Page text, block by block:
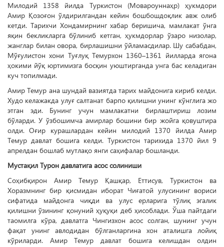
Милодий 1358 йилда Туркистон (Мовароуннаҳр) ҳукмдори
Амир Қозоғон ўлдирилгандан кейин бошбошдоқлик авж олиб
кетди. Тарихчи Хондамирнинг хабар беришича, мамлакат ўнга
яқин бекликларга бўлиниб кетган, ҳукмдорлар ўзаро низолар,
жанглар билан овора, бирлашишни ўйламасдилар. Шу сабабдан,
Мўғулистон хони Туғлуқ Темурхон 1360–1361 йилларда ягона
ҳокими йўқ юртимизга бос­қин уюштирганда унга бас келадиган
куч топилмади.
Амир Темур ана шундай вазиятда тарих майдонига кириб келди.
Худо келажакда улуғ салтанат барпо қилишни унинг кўнглига жо
этган эди. Бунинг учун мамлакатни бирлаштириш лозим
бўларди. У ўзбошимча амирлар бошини бир жойга қовуштира
олди. Оғир курашлардан кейин милодий 1370 йилда Амир
Темур давлат бошига келди. Туркистон тарихида 1370 йил 9
апрелдан бошлаб мутлақо янги саҳифалар бошланди.
Мустақил Турон давлатига асос солиниши
Соҳибқирон Амир Темур Қаш­қар, Еттисув, Туркистон ва
Хоразмнинг бир қисмидан иборат Чиғатой улусининг вориси
сифатида майдонга чиқди ва улус ерларига тўлиқ эгалик
қилишни ўзининг қонуний ҳуқуқи деб ҳисоблади. Ўша пайтдаги
таомилга кўра, давлатга Чингизхон асос солган, шунинг учун
фақат унинг авлодидан бўлганларгина хон аталишга лойиқ
кўриларди. Амир Темур давлат бошига келишдан олдин